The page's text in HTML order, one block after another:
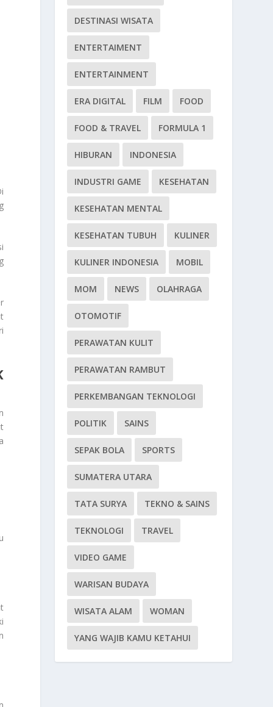
DESTINASI WISATA
ENTERTAIMENT
ENTERTAINMENT
ERA DIGITAL FILM FOOD
FOOD & TRAVEL FORMULA 1
HIBURAN INDONESIA
INDUSTRI GAME KESEHATAN
KESEHATAN MENTAL
KESEHATAN TUBUH KULINER
KULINER INDONESIA MOBIL
MOM NEWS OLAHRAGA
OTOMOTIF
PERAWATAN KULIT
PERAWATAN RAMBUT
PERKEMBANGAN TEKNOLOGI
POLITIK SAINS
SEPAK BOLA SPORTS
SUMATERA UTARA
TATA SURYA TEKNO & SAINS
TEKNOLOGI TRAVEL
VIDEO GAME
WARISAN BUDAYA
WISATA ALAM WOMAN
YANG WAJIB KAMU KETAHUI